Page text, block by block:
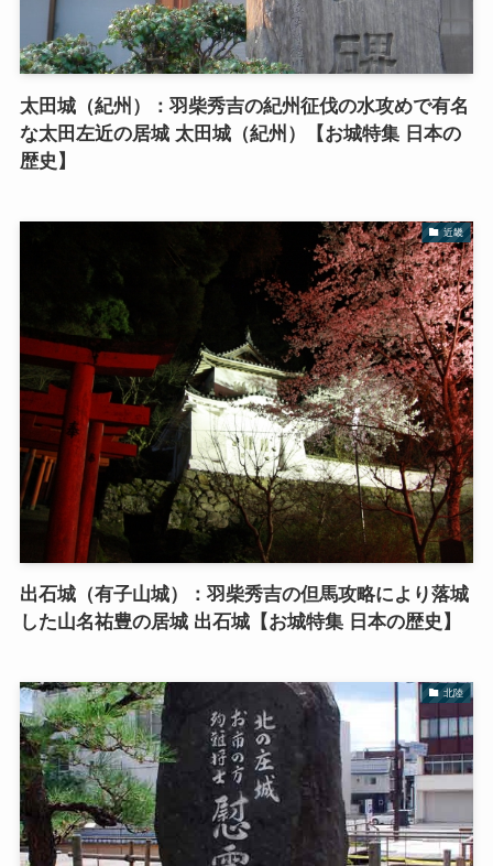
太田城（紀州）：羽柴秀吉の紀州征伐の水攻めで有名
な太田左近の居城 太田城（紀州）【お城特集 日本の
歴史】
近畿
出石城（有子山城）：羽柴秀吉の但馬攻略により落城
した山名祐豊の居城 出石城【お城特集 日本の歴史】
北陸